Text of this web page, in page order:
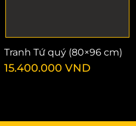
Tranh Tứ quý (80×96 cm)
15.400.000 VND